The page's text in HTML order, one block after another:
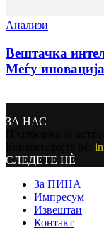
Анализи
Вештачка
Меѓу
ЗА НАС
СЛЕДЕТЕ НЀ
За ПИНА
Импресум
Извештаи
Контакт